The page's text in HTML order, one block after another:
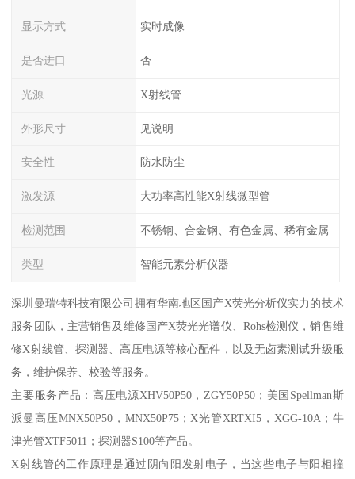
显示方式 实时成像
是否进口 否
光源 X射线管
外形尺寸 见说明
安全性 防水防尘
激发源 大功率高性能X射线微型管
检测范围 不锈钢、合金钢、有色金属、稀有金属
类型 智能元素分析仪器
深圳曼瑞特科技有限公司拥有华南地区国产X荧光分析仪实力的技术
服务团队，主营销售及维修国产X荧光光谱仪、Rohs检测仪，销售维
修X射线管、探测器、高压电源等核心配件，以及无卤素测试升级服
务，维护保养、校验等服务。
主要服务产品：高压电源XHV50P50，ZGY50P50；美国Spellman斯
派曼高压MNX50P50，MNX50P75；X光管XRTXI5，XGG-10A；牛
津光管XTF5011；探测器S100等产品。
X射线管的工作原理是通过阴向阳发射电子，当这些电子与阳相撞